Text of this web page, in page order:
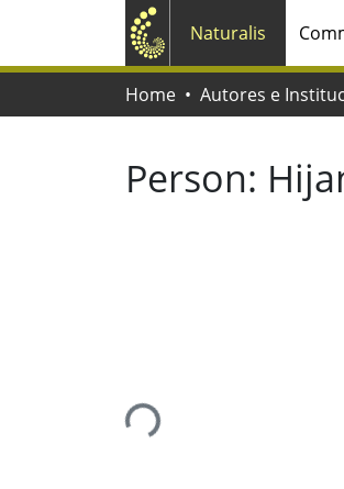
Naturalis
Home Autores e
Person:
Loading...